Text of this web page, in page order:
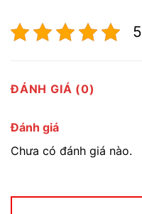
ĐÁNH GIÁ (0)
Đánh giá
Chưa có đánh giá nào.